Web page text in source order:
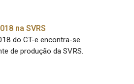
na SVRS
do CT-e encontra-se
de produção da SVRS.